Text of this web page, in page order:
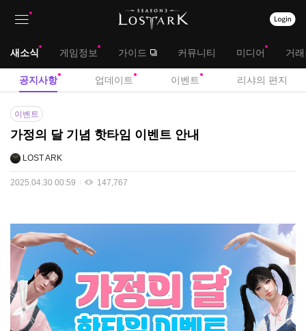
대
새소식 게임정보 가이드 커뮤니티 미디어 거
메
공지사항 업데이트 이벤트 리샤의 편지
공
지
사
항
이벤트
가정의 달 기념 핫타임 이벤트 안내
LOST ARK
2025.04.30 00:59 147,767